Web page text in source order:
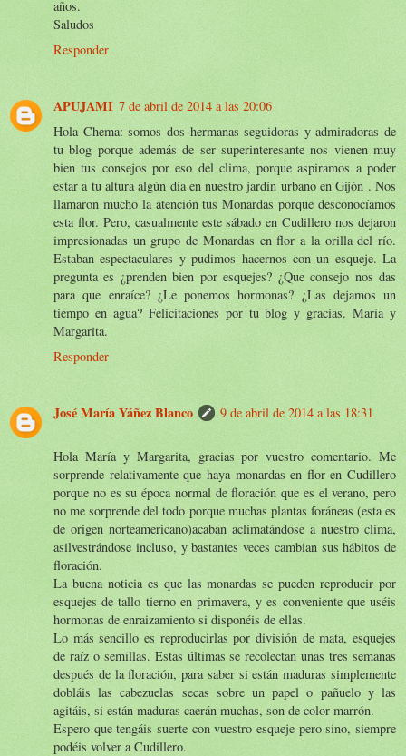
años.
Saludos
Responder
APUJAMI 7 de abril de 2014 a las 20:06
Hola Chema: somos dos hermanas seguidoras y admiradoras de
tu blog porque además de ser superinteresante nos vienen muy
bien tus consejos por eso del clima, porque aspiramos a poder
estar a tu altura algún día en nuestro jardín urbano en Gijón . Nos
llamaron mucho la atención tus Monardas porque desconocíamos
esta flor. Pero, casualmente este sábado en Cudillero nos dejaron
impresionadas un grupo de Monardas en flor a la orilla del río.
Estaban espectaculares y pudimos hacernos con un esqueje. La
pregunta es ¿prenden bien por esquejes? ¿Que consejo nos das
para que enraíce? ¿Le ponemos hormonas? ¿Las dejamos un
tiempo en agua? Felicitaciones por tu blog y gracias. María y
Margarita.
Responder
José María Yáñez Blanco 9 de abril de 2014 a las 18:31
Hola María y Margarita, gracias por vuestro comentario. Me
sorprende relativamente que haya monardas en flor en Cudillero
porque no es su época normal de floración que es el verano, pero
no me sorprende del todo porque muchas plantas foráneas (esta es
de origen norteamericano)acaban aclimatándose a nuestro clima,
asilvestrándose incluso, y bastantes veces cambian sus hábitos de
floración.
La buena noticia es que las monardas se pueden reproducir por
esquejes de tallo tierno en primavera, y es conveniente que uséis
hormonas de enraizamiento si disponéis de ellas.
Lo más sencillo es reproducirlas por división de mata, esquejes
de raíz o semillas. Estas últimas se recolectan unas tres semanas
después de la floración, para saber si están maduras simplemente
dobláis las cabezuelas secas sobre un papel o pañuelo y las
agitáis, si están maduras caerán muchas, son de color marrón.
Espero que tengáis suerte con vuestro esqueje pero sino, siempre
podéis volver a Cudillero.